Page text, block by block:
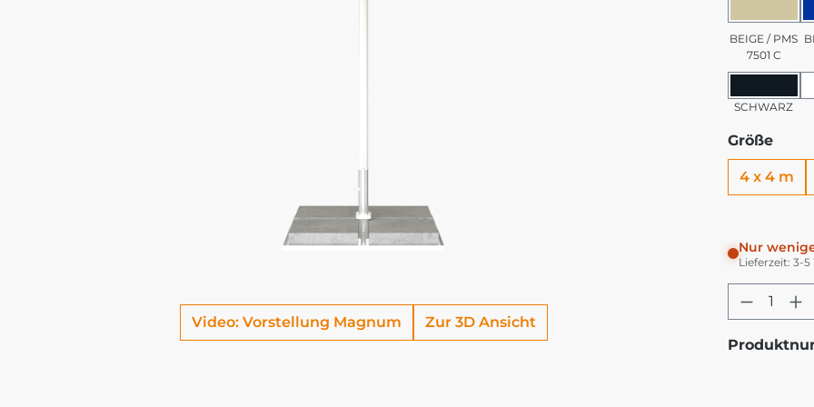
Video: Vorstellung Magnum Zur 3D Ansicht
BEIGE
BEIGE / PMS
7501 C
SCHWARZ
Größe
4 x 4 m
Nur
Lieferzeit: 3-